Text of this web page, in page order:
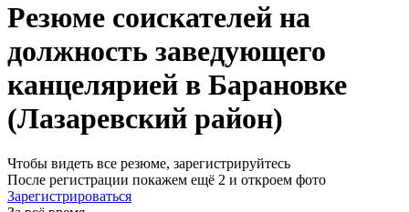
Резюме соискателей на
должность заведующего
канцелярией в Барановке
(Лазаревский район)
Чтобы видеть все резюме, зарегистрируйтесь
После регистрации покажем ещё 2 и откроем фото
Зарегистрироваться